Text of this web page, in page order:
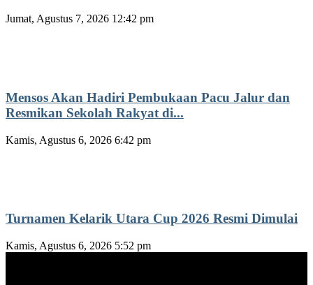
Jumat, Agustus 7, 2026 12:42 pm
Mensos Akan Hadiri Pembukaan Pacu Jalur dan
Resmikan Sekolah Rakyat di...
Kamis, Agustus 6, 2026 6:42 pm
Turnamen Kelarik Utara Cup 2026 Resmi Dimulai
Kamis, Agustus 6, 2026 5:52 pm